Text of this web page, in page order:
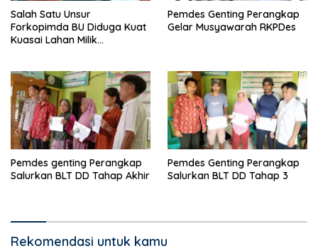
Salah Satu Unsur
Forkopimda BU Diduga Kuat
Kuasai Lahan Milik
Pemdes Genting Perangkap
Gelar Musyawarah RKPDes
Pemdes genting Perangkap
Salurkan BLT DD Tahap Akhir
Pemdes Genting Perangkap
Salurkan BLT DD Tahap 3
Rekomendasi untuk kamu